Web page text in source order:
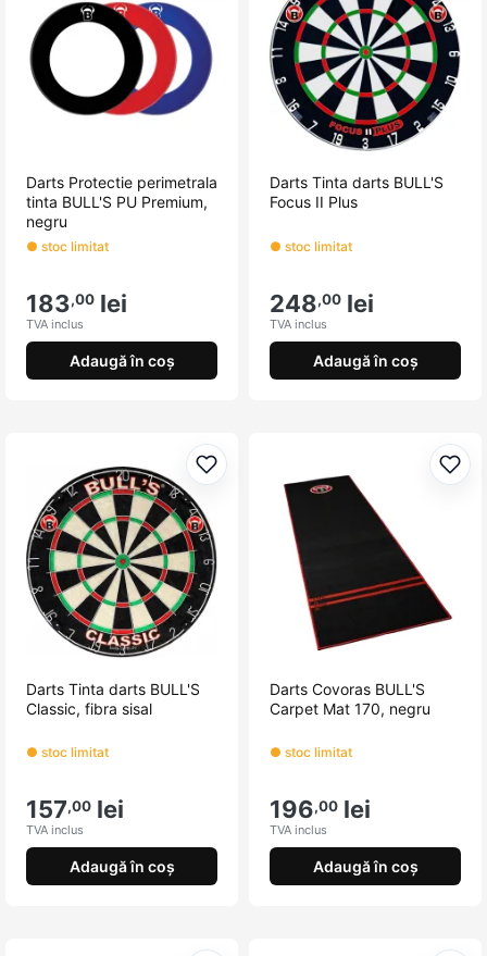
Darts Protectie perimetrala
tinta BULL'S PU Premium,
negru
● stoc limitat
183,00 lei
TVA inclus
Adaugă în coș
Darts Tinta darts BULL'S
Focus II Plus
● stoc limitat
248,00 lei
TVA inclus
Adaugă în coș
Adaugă la favorite
Darts Tinta darts BULL'S
Classic, fibra sisal
● stoc limitat
157,00 lei
TVA inclus
Adaugă în coș
Darts Covoras BULL'S
Carpet Mat 170, negru
● stoc limitat
196,00 lei
TVA inclus
Adaugă în coș